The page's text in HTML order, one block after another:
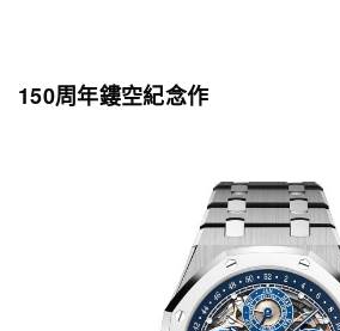
150周年鏤空紀念作